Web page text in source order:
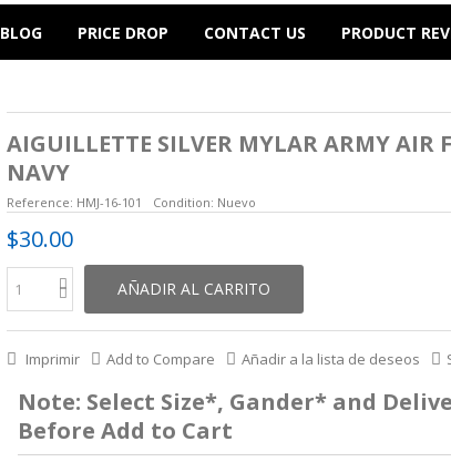
BLOG PRICE DROP CONTACT US PRODUCT
AIGUILLETTE SILVER MYLAR ARMY AIR
NAVY
Reference: HMJ-16-101 Condition: Nuevo
$30.00
AÑADIR AL CARRITO
Imprimir Add to Compare Añadir a la lista de deseos
Note: Select Size*, Gander* and
Before Add to Cart